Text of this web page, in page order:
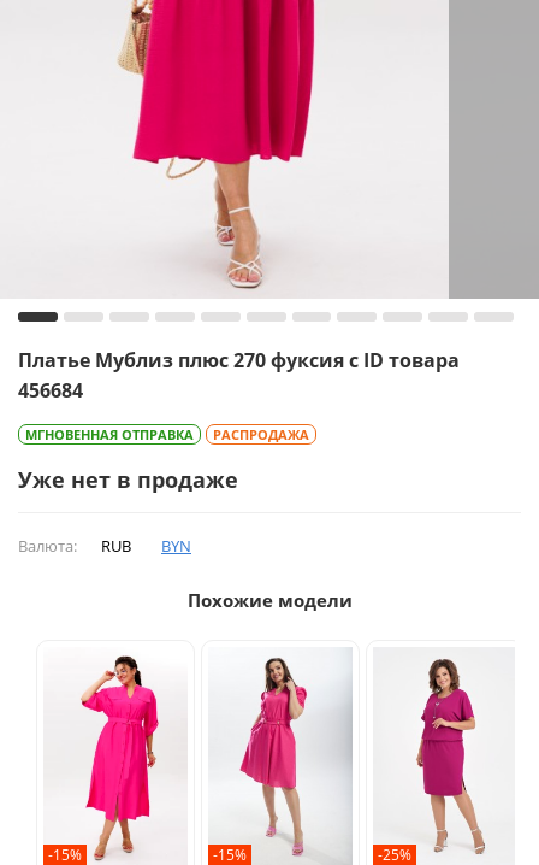
Платье Мублиз плюс 270 фуксия с ID товара
456684
МГНОВЕННАЯ ОТПРАВКА РАСПРОДАЖА
Уже нет в продаже
Валюта: RUB BYN
Похожие модели
-15% -15% -25%